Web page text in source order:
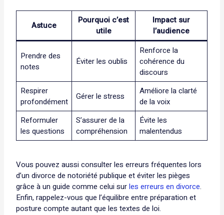
Astuce
Pourquoi c’est
utile
Impact sur
l’audience
Prendre des
notes
Éviter les oublis
Renforce la
cohérence du
discours
Respirer
profondément
Gérer le stress
Améliore la clarté
de la voix
Reformuler
les questions
S’assurer de la
compréhension
Évite les
malentendus
Vous pouvez aussi consulter les erreurs fréquentes lors
d’un divorce de notoriété publique et éviter les pièges
grâce à un guide comme celui surles erreurs en divorce.
Enfin, rappelez-vous que l’équilibre entre préparation et
posture compte autant que les textes de loi.